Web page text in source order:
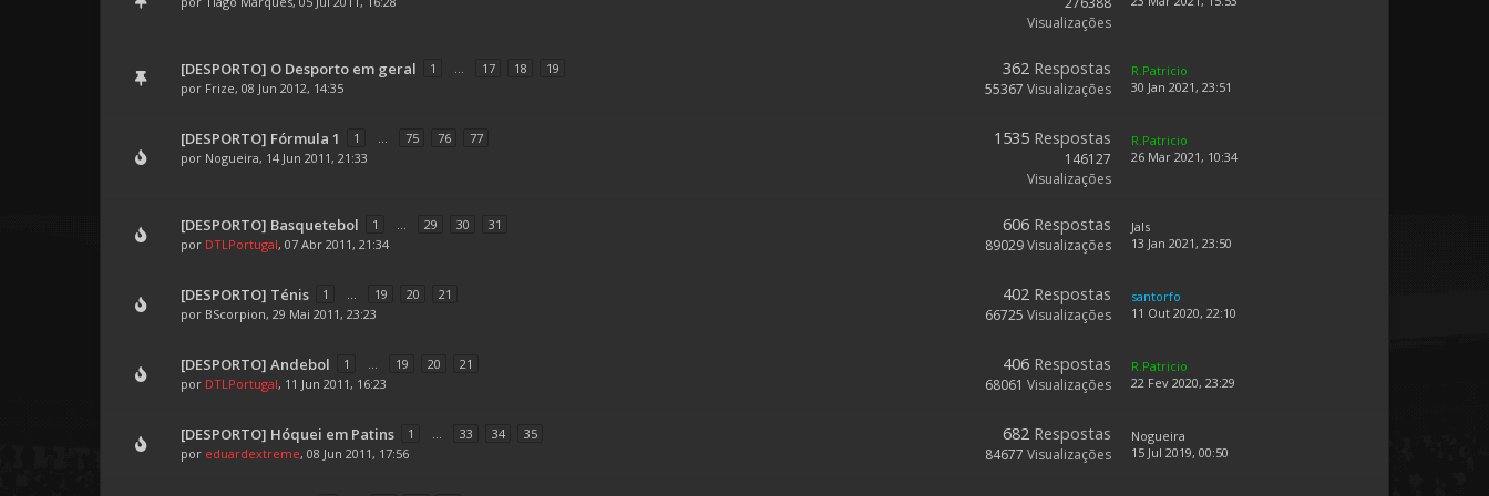
Visualizações
[DESPORTO] O Desporto em geral 1 ... 17 18
19
por Frize, 08 Jun 2012, 14:35
362 Respostas
55367 Visualizações
R.Patricio
30 Jan 2021, 23:51
[DESPORTO] Fórmula 1 1 ... 75 76
77
por Nogueira, 14 Jun 2011, 21:33
1535 Respostas
146127
Visualizações
R.Patricio
26 Mar 2021, 10:34
[DESPORTO] Basquetebol 1 ... 29 30
31
por DTLPortugal, 07 Abr 2011, 21:34
606 Respostas
89029Visualizações
Jals
13 Jan 2021, 23:50
[DESPORTO] Ténis 1 ... 19 20
21
por BScorpion, 29 Mai 2011, 23:23
402 Respostas
66725 Visualizações
santorfo
11 Out 2020, 22:10
[DESPORTO] Andebol 1 ... 19 20
21
por DTLPortugal, 11 Jun 2011, 16:23
406 Respostas
68061 Visualizações
R.Patricio
22 Fev 2020, 23:29
[DESPORTO] Hóquei em Patins 1 ... 33 34
35
por eduardextreme, 08 Jun 2011, 17:56
682 Respostas
84677 Visualizações
Nogueira
15 Jul 2019, 00:50